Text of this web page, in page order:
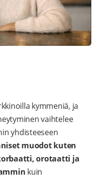
kymmeniä, ja
vaihtelee
yhdisteeseen
muodot kuten
orotaatti ja
kuin